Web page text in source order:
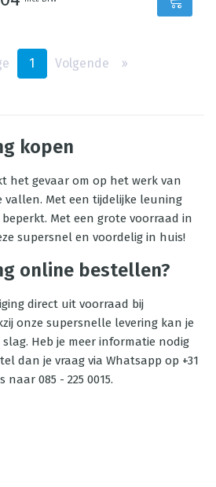
1 Volgende ››
kopen
het gevaar om op het werk van
vallen. Met een tijdelijke leuning
Met een grote voorraad in
supersnel en voordelig in huis!
online bestellen?
direct uit voorraad bij
onze supersnelle levering kan je
Heb je meer informatie nodig
dan je vraag via Whatsapp op +31
naar 085 - 225 0015.